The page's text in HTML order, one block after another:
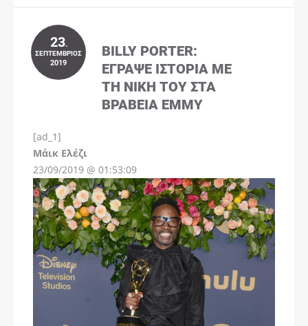
23.
ΣΕΠΤΈΜΒΡΙΟΣ
2019
BILLY PORTER:
ΈΓΡΑΨΕ ΙΣΤΟΡΊΑ ΜΕ
ΤΗ ΝΊΚΗ ΤΟΥ ΣΤΑ
ΒΡΑΒΕΊΑ EMMY
[ad_1]
Μάικ ΕλέζιInstagram
23/09/2019 @ 01:53:09